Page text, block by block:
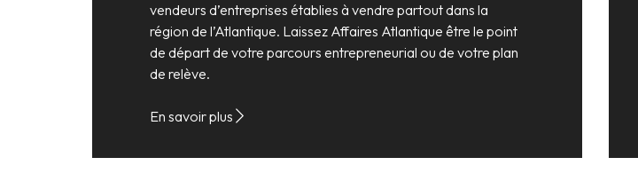
vendeurs d’entreprises établies à vendre partout dans la
région de l’Atlantique. Laissez Affaires Atlantique être le point
de départ de votre parcours entrepreneurial ou de votre plan
de relève.
En savoir plus